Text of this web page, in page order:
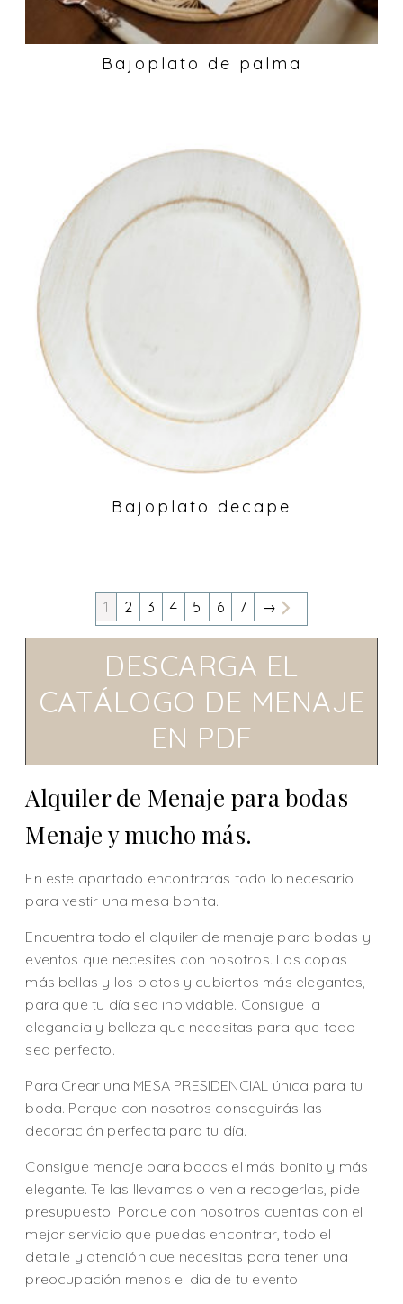
Bajoplato de palma
Bajoplato decape
1 2 3 4 5 6 7 →
DESCARGA EL
CATÁLOGO DE MENAJE
EN PDF
Alquiler de Menaje para bodas
Menaje y mucho más.
En este apartado encontrarás todo lo necesario
para vestir una mesa bonita.
Encuentra todo el alquiler de menaje para bodas y
eventos que necesites con nosotros. Las copas
más bellas y los platos y cubiertos más elegantes,
para que tu día sea inolvidable. Consigue la
elegancia y belleza que necesitas para que todo
sea perfecto.
Para Crear una MESA PRESIDENCIAL única para tu
boda. Porque con nosotros conseguirás las
decoración perfecta para tu día.
Consigue menaje para bodas el más bonito y más
elegante. Te las llevamos o ven a recogerlas, pide
presupuesto! Porque con nosotros cuentas con el
mejor servicio que puedas encontrar, todo el
detalle y atención que necesitas para tener una
preocupación menos el dia de tu evento.